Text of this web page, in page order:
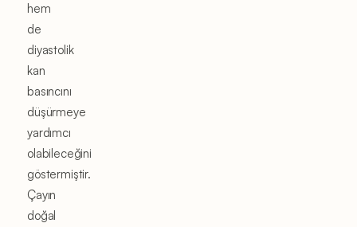
hem
de
diyastolik
kan
basıncını
düşürmeye
yardımcı
olabileceğini
göstermiştir.
Çayın
doğal